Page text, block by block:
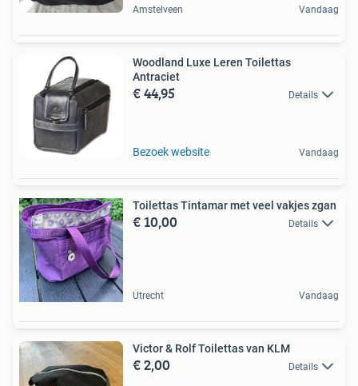
Amstelveen Vandaag
Woodland Luxe Leren Toilettas
Antraciet
€ 44,95 Details
Bezoek website Vandaag
Toilettas Tintamar met veel vakjes zgan
€ 10,00 Details
Utrecht Vandaag
Victor & Rolf Toilettas van KLM
€ 2,00 Details